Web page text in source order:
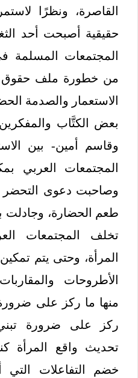
القاصرة، ونظرًا
حقيقية أصبحت أحد
المجتمعات المسلمة
من خطورة ملف حقوق
الاستعمار والصدمة
بعض الكتَّاب
وقاسم أمين- بين
المجتمعات العربي
وصاحبت دعوى التحضر
طعم الحضارة،
تخلف المجتمعات
المرأة، وحتى يتم
الأطروحات
منها ما ركز على ضرورة
ركز على ضرورة
تحديث واقع المرأة
خضم التفاعلات التي